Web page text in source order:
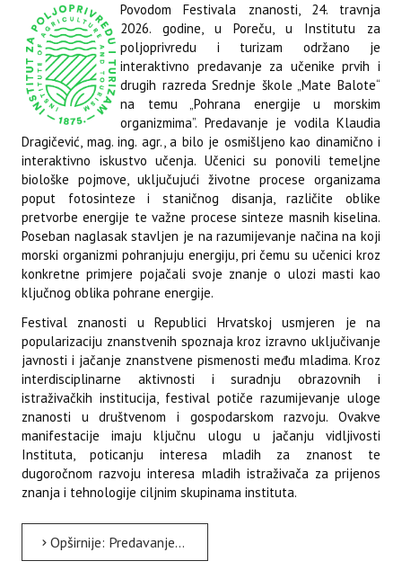
Povodom Festivala znanosti, 24. travnja
2026. godine, u Poreču, u Institutu za
poljoprivredu i turizam održano je
interaktivno predavanje za učenike prvih i
drugih razreda Srednje škole „Mate Balote“
na temu „Pohrana energije u morskim
organizmima”. Predavanje je vodila Klaudia
Dragičević, mag. ing. agr., a bilo je osmišljeno kao dinamično i
interaktivno iskustvo učenja. Učenici su ponovili temeljne
biološke pojmove, uključujući životne procese organizama
poput fotosinteze i staničnog disanja, različite oblike
pretvorbe energije te važne procese sinteze masnih kiselina.
Poseban naglasak stavljen je na razumijevanje načina na koji
morski organizmi pohranjuju energiju, pri čemu su učenici kroz
konkretne primjere pojačali svoje znanje o ulozi masti kao
ključnog oblika pohrane energije.
Festival znanosti u Republici Hrvatskoj usmjeren je na
popularizaciju znanstvenih spoznaja kroz izravno uključivanje
javnosti i jačanje znanstvene pismenosti među mladima. Kroz
interdisciplinarne aktivnosti i suradnju obrazovnih i
istraživačkih institucija, festival potiče razumijevanje uloge
znanosti u društvenom i gospodarskom razvoju. Ovakve
manifestacije imaju ključnu ulogu u jačanju vidljivosti
Instituta, poticanju interesa mladih za znanost te
dugoročnom razvoju interesa mladih istraživača za prijenos
znanja i tehnologije ciljnim skupinama instituta.
Opširnije: Predavanje povodom festivala znanosti 2026. - „Pohrana energije u morskim organizmima”